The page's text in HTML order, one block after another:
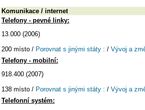
Komunikace / internet
Telefony - pevné linky:
13.000 (2006)
200 místo / Porovnat s jinými státy : / Vývoj a
Telefony - mobilní:
918.400 (2007)
138 místo / Porovnat s jinými státy : / Vývoj a
Telefonní systém: